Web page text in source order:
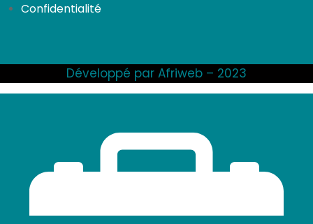
Confidentialité
Développé par Afriweb – 2023